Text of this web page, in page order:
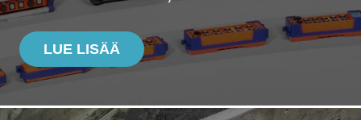
LUE LISÄÄ